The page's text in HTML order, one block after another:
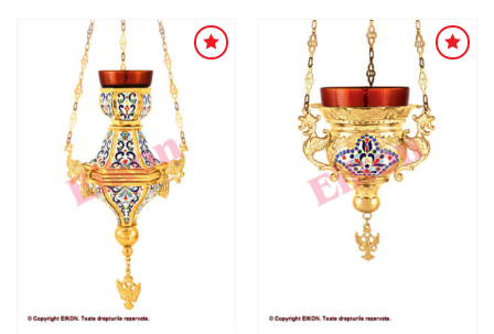
ADAUGA
WISHLIST
ADAUGA
WISHLIST